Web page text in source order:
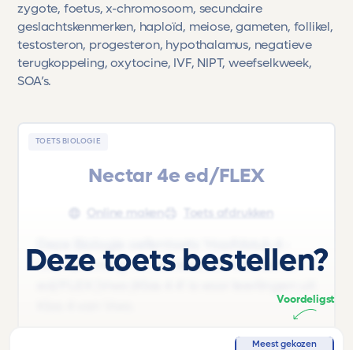
zygote, foetus, x-chromosoom, secundaire
geslachtskenmerken, haploïd, meiose, gameten, follikel,
testosteron, progesteron, hypothalamus, negatieve
terugkoppeling, oxytocine, IVF, NIPT, weefselkweek,
SOA’s.
TOETS BIOLOGIE
Nectar 4e ed/FLEX
Online maken Toets afdrukken
Deze Biologie oefentoets 'Hoofdstuk 4 -
Voortplanting' uit het lesboek 'Nectar 4e
Deze oefentoets behandelt de volgende
Deze toets bestellen?
Meest gekozen
Voordeligst